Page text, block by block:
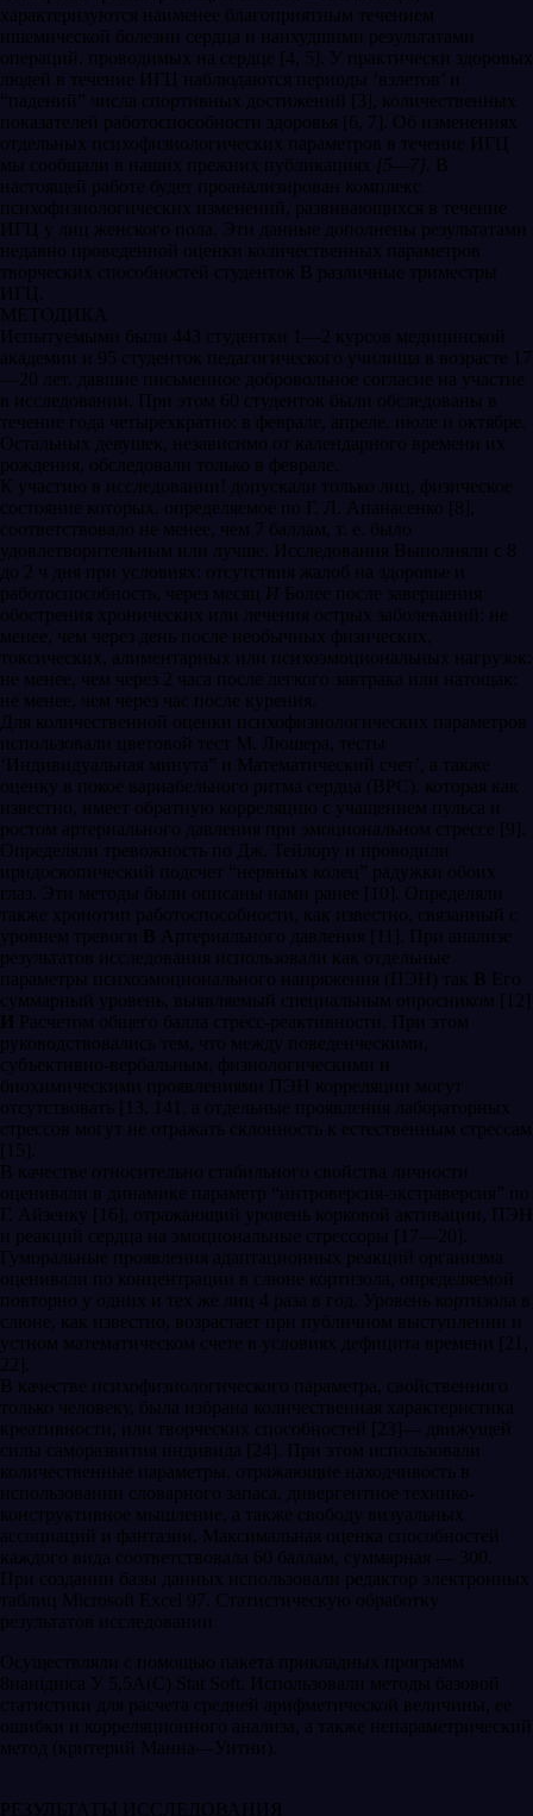
характеризуются наименее благоприятным течением
ишемической болезни сердца и наихудшими результатами
операций. проводимых на сердце [4, 5]. У практически здоровых
людей в течение ИГЦ наблюдаются периоды ‘взлетов’ и
“падений” числа спортивных достижений [3], количественных
показателей работоспособности здоровья [6, 7]. Об изменениях
отдельных психофизиологических параметров в течение ИГЦ
мы сообщали в наших прежних публикациях [5—7]. В
настоящей работе будет проанализирован комплекс
психофизиологических изменений, развивающихся в течение
ИГЦ у лиц женского пола. Эти данные дополнены результатами
недавно проведенной оценки количественных параметров
творческих способностей студенток В различные триместры
ИГЦ.
МЕТОДИКА
Испытуемыми были 443 студентки 1—2 курсов медицинской
академии и 95 студенток педагогического училища в возрасте 17
—20 лет. давшие письменное добровольное согласие на участие
в исследовании. При этом 60 студенток были обследованы в
течение года четырехкратно: в феврале, апреле. июле и октябре.
Остальных девушек, независимо от календарного времени их
рождения, обследовали только в феврале.
К участию в исследовании! допускали только лиц, физическое
состояние которых. определяемое по Г. Л. Апанасенко [8],
соответствовало не менее, чем 7 баллам, т. е. было
удовлетворительным или лучше. Исследования Выполняли с 8
до 2 ч дня при условиях: отсутствия жалоб на здоровье и
работоспособность, через месяц И Более после завершения
обострения хронических или лечения острых заболеваний: не
менее, чем через день после необычных физических,
токсических, алиментарных или психоэмоциональных нагрузок:
не менее, чем через 2 часа после легкого завтрака или натощак:
не менее, чем через час после курения.
Для количественной оценки психофизиологических параметров
использовали цветовой тест М. Люшера, тесты
‘Индивидуальная минута” и Математический счет’, а также
оценку в покое вариабельного ритма сердца (ВРС). которая как
известно, имеет обратную корреляцию с учащением пульса и
ростом артериального давления при эмоциональном стрессе [9].
Определяли тревожность по Дж. Тейлору и проводили
иридоскопический подсчет “нервных колец” радужки обоих
глаз. Эти методы были описаны нами ранее [10]. Определяли
также хронотип работоспособности, как известно, связанный с
уровнем тревоги В Артериального давления [11]. При анализе
результатов исследования использовали как отдельные
параметры психоэмоционального напряжения (ПЭН) так В Его
суммарный уровень, выявляемый специальным опросником [12]
И Расчетом общего балла стресс-реактивности. При этом
руководствовались тем, что между поведенческими,
субъективно-вербальным, физиологическими и
биохимическими проявлениями ПЭН корреляции могут
отсутствовать [13. 141. а отдельные проявления лабораторных
стрессов могут не отражать склонность к естественным стрессам
[15].
В качестве относительно стабильного свойства личности
оценивали в динамике параметр “интроверсия-экстраверсия” по
Г. Айзенку [16], отражающий уровень корковой активации, ПЭН
и реакций сердца на эмоциональные стрессоры [17—20].
Гуморальные проявления адаптационных реакций организма
оценивали по концентрации в слюне кортизола, определяемой
повторно у одних и тех же лиц 4 раза в год. Уровень кортизола в
слюне, как известно, возрастает при публичном выступлении и
устном математическом счете в условиях дефицита времени [21,
22].
В качестве психофизиологического параметра, свойственного
только человеку, была избрана количественная характеристика
креативности, или творческих способностей [23]— движущей
силы саморазвития индивида [24]. При этом использовали
количественные параметры, отражающие находчивость в
использовании словарного запаса, дивергентное технико-
конструктивное мышление, а также свободу визуальных
ассоциаций и фантазии. Максимальная оценка способностей
каждого вида соответствовала 60 баллам, суммарная — 300.
При создании базы данных использовали редактор электронных
таблиц Мiсrоsоft Ехсеl 97. Статистическую обработку
результатов исследовании
Осуществляли с помощью пакета прикладных программ
8иаиiдиiса У 5,5А(С) Stat Soft. Использовали методы базовой
статистики для расчета средней арифметической величины, ее
ошибки и корреляционного анализа, а также непараметрический
метод (критерий Манна—Уитни).
РЕЗУЛЬТАТЫ ИССЛЕДОВАНИЯ